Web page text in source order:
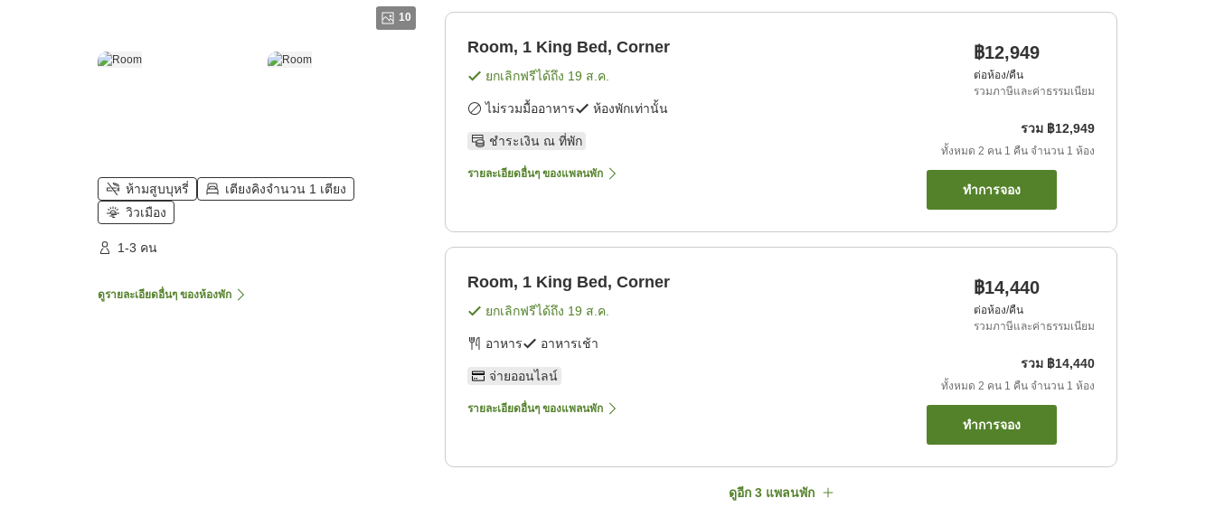
10
ห้ามสูบบุหรี่
เตียงคิงจำนวน 1 เตียง
วิวเมือง
1-3 คน
ดูรายละเอียดอื่นๆ ของห้องพัก
Room, 1 King Bed, Corner
ยกเลิกฟรีได้ถึง 19 ส.ค.
ไม่รวมมื้ออาหาร ห้องพักเท่านั้น
ชำระเงิน ณ ที่พัก
รายละเอียดอื่นๆ ของแพลนพัก
฿12,949
ต่อห้อง/คืน
รวมภาษีและค่าธรรมเนียม
รวม ฿12,949
ทั้งหมด 2 คน 1 คืน จำนวน 1 ห้อง
ทำการจอง
Room, 1 King Bed, Corner
ยกเลิกฟรีได้ถึง 19 ส.ค.
อาหาร อาหารเช้า
จ่ายออนไลน์
รายละเอียดอื่นๆ ของแพลนพัก
฿14,440
ต่อห้อง/คืน
รวมภาษีและค่าธรรมเนียม
รวม ฿14,440
ทั้งหมด 2 คน 1 คืน จำนวน 1 ห้อง
ทำการจอง
ดูอีก 3แพลนพัก